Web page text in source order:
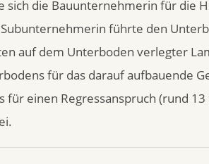
sich die Bauunternehmerin für die
führte den
auf dem Unterboden verlegter
für das darauf aufbauende
für einen Regressanspruch (rund